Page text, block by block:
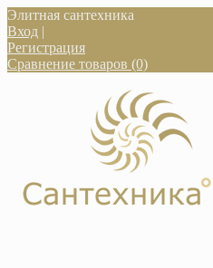
Элитная сантехника
Вход |
Регистрация
Сравнение товаров (0)